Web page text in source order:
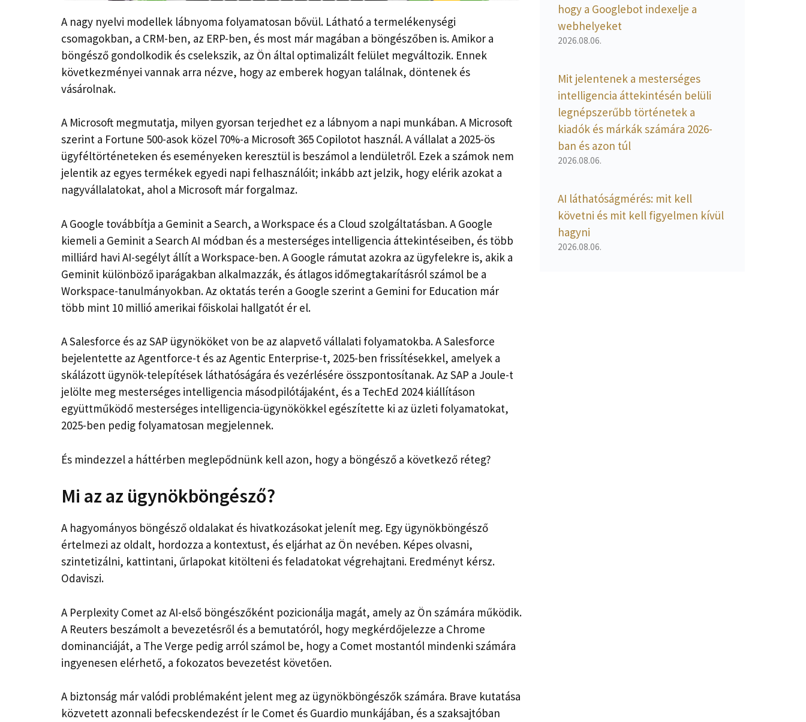
A nagy nyelvi modellek lábnyoma folyamatosan bővül. Látható a termelékenységi
csomagokban, a CRM-ben, az ERP-ben, és most már magában a böngészőben is. Amikor a
böngésző gondolkodik és cselekszik, az Ön által optimalizált felület megváltozik. Ennek
következményei vannak arra nézve, hogy az emberek hogyan találnak, döntenek és
vásárolnak.
A Microsoft megmutatja, milyen gyorsan terjedhet ez a lábnyom a napi munkában. A Microsoft
szerint a Fortune 500-asok közel 70%-a Microsoft 365 Copilotot használ. A vállalat a 2025-ös
ügyféltörténeteken és eseményeken keresztül is beszámol a lendületről. Ezek a számok nem
jelentik az egyes termékek egyedi napi felhasználóit; inkább azt jelzik, hogy elérik azokat a
nagyvállalatokat, ahol a Microsoft már forgalmaz.
A Google továbbítja a Geminit a Search, a Workspace és a Cloud szolgáltatásban. A Google
kiemeli a Geminit a Search AI módban és a mesterséges intelligencia áttekintéseiben, és több
milliárd havi AI-segélyt állít a Workspace-ben. A Google rámutat azokra az ügyfelekre is, akik a
Geminit különböző iparágakban alkalmazzák, és átlagos időmegtakarításról számol be a
Workspace-tanulmányokban. Az oktatás terén a Google szerint a Gemini for Education már
több mint 10 millió amerikai főiskolai hallgatót ér el.
A Salesforce és az SAP ügynököket von be az alapvető vállalati folyamatokba. A Salesforce
bejelentette az Agentforce-t és az Agentic Enterprise-t, 2025-ben frissítésekkel, amelyek a
skálázott ügynök-telepítések láthatóságára és vezérlésére összpontosítanak. Az SAP a Joule-t
jelölte meg mesterséges intelligencia másodpilótájaként, és a TechEd 2024 kiállításon
együttműködő mesterséges intelligencia-ügynökökkel egészítette ki az üzleti folyamatokat,
2025-ben pedig folyamatosan megjelennek.
És mindezzel a háttérben meglepődnünk kell azon, hogy a böngésző a következő réteg?
Mi az az ügynökböngésző?
A hagyományos böngésző oldalakat és hivatkozásokat jelenít meg. Egy ügynökböngésző
értelmezi az oldalt, hordozza a kontextust, és eljárhat az Ön nevében. Képes olvasni,
szintetizálni, kattintani, űrlapokat kitölteni és feladatokat végrehajtani. Eredményt kérsz.
Odaviszi.
A Perplexity Comet az AI-első böngészőként pozicionálja magát, amely az Ön számára működik.
A Reuters beszámolt a bevezetésről és a bemutatóról, hogy megkérdőjelezze a Chrome
dominanciáját, a The Verge pedig arról számol be, hogy a Comet mostantól mindenki számára
ingyenesen elérhető, a fokozatos bevezetést követően.
A biztonság már valódi problémaként jelent meg az ügynökböngészők számára. Brave kutatása
közvetett azonnali befecskendezést ír le Comet és Guardio munkájában, és a szaksajtóban
hogy a Googlebot indexelje a
webhelyeket
2026.08.06.
Mit jelentenek a mesterséges
intelligencia áttekintésén belüli
legnépszerűbb történetek a
kiadók és márkák számára 2026-
ban és azon túl
2026.08.06.
AI láthatóságmérés: mit kell
követni és mit kell figyelmen kívül
hagyni
2026.08.06.